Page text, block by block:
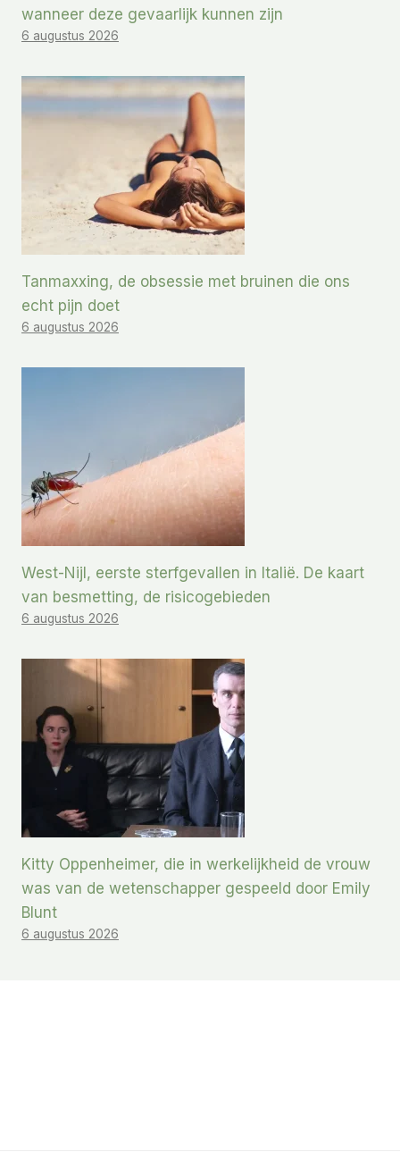
wanneer deze gevaarlijk kunnen zijn
6 augustus 2026
Tanmaxxing, de obsessie met bruinen die ons
echt pijn doet
6 augustus 2026
West-Nijl, eerste sterfgevallen in Italië. De kaart
van besmetting, de risicogebieden
6 augustus 2026
Kitty Oppenheimer, die in werkelijkheid de vrouw
was van de wetenschapper gespeeld door Emily
Blunt
6 augustus 2026